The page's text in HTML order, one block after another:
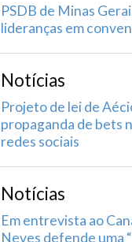
PSDB de Minas
lideranças em
Notícias
Projeto de lei de
propaganda de bets
redes sociais
Notícias
Em entrevista ao
Neves defende uma